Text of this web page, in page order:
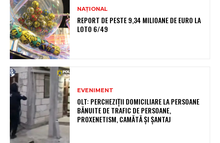
NAȚIONAL
REPORT DE PESTE 9,34 MILIOANE DE EURO LA
LOTO 6/49
EVENIMENT
OLT: PERCHEZIŢII DOMICILIARE LA PERSOANE
BĂNUITE DE TRAFIC DE PERSOANE,
PROXENETISM, CAMĂTĂ ŞI ŞANTAJ